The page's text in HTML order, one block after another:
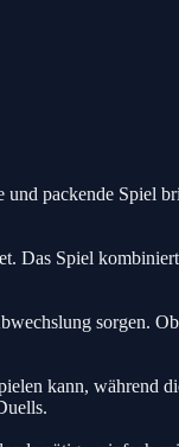
und packende Spiel
Das Spiel
sorgen.
kann, während